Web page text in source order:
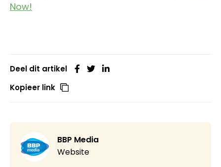
Now!
Deel dit artikel
Kopieer link
BBP Media
Website